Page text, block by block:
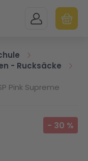
MEIN KONTO
- Rucksäcke
Pink Supreme
- 30 %